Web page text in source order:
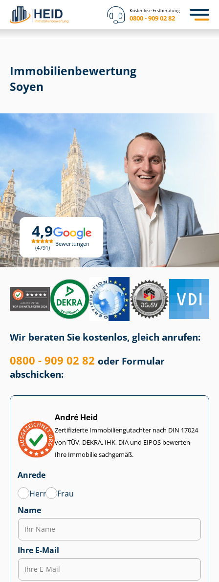
Kostenlose Erstberatung
0800 - 909 02 82
4,9
4791
Bewertungen
Immobilien­bewertung
Soyen
Wir beraten Sie kostenlos, gleich anrufen:
0800 - 909 02 82 oder Formular
abschicken:
André Heid
Zertifizierte Im­mo­bi­li­en­gut­ach­ter nach DIN 17024
von TÜV, DEKRA, IHK, DIA und EIPOS bewerten
Ihre Immobilie sachgemäß.
Anrede
Herr
Frau
Name
Ihre E-Mail